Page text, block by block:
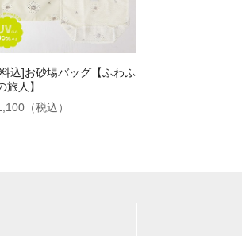
込]お砂場バッグ【ふわふ
旅人】
（税込）